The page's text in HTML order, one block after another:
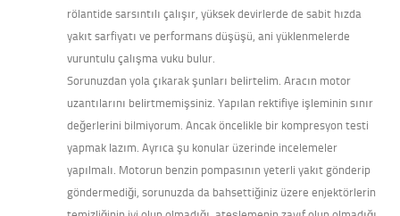
rölantide sarsıntılı çalışır, yüksek devirlerde de sabit hızda
yakıt sarfiyatı ve performans düşüşü, ani yüklenmelerde
vuruntulu çalışma vuku bulur.
Sorunuzdan yola çıkarak şunları belirtelim. Aracın motor
uzantılarını belirtmemişsiniz. Yapılan rektifiye işleminin sınır
değerlerini bilmiyorum. Ancak öncelikle bir kompresyon testi
yapmak lazım. Ayrıca şu konular üzerinde incelemeler
yapılmalı. Motorun benzin pompasının yeterli yakıt gönderip
göndermediği, sorunuzda da bahsettiğiniz üzere enjektörlerin